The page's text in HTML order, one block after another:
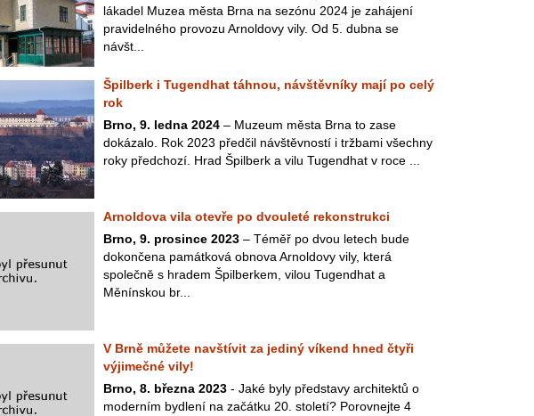
lákadel Muzea města Brna na sezónu 2024 je zahájení
pravidelného provozu Arnoldovy vily. Od 5. dubna se
návšt...
Špilberk i Tugendhat táhnou, návštěvníky mají po celý
rok
Brno, 9. ledna 2024 – Muzeum města Brna to zase
dokázalo. Rok 2023 předčil návštěvností i tržbami všechny
roky předchozí. Hrad Špilberk a vilu Tugendhat v roce ...
Arnoldova vila otevře po dvouleté rekonstrukci
Brno, 9. prosince 2023 – Téměř po dvou letech bude
dokončena památková obnova Arnoldovy vily, která
společně s hradem Špilberkem, vilou Tugendhat a
Měnínskou br...
V Brně můžete navštívit za jediný víkend hned čtyři
výjimečné vily!
Brno, 8. března 2023 - Jaké byly představy architektů o
moderním bydlení na začátku 20. století? Porovnejte 4